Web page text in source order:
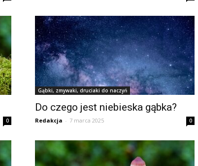
0
Gąbki, zmywaki, druciaki do naczyń
Do czego jest niebieska gąbka?
Redakcja - 7 marca 2025 0